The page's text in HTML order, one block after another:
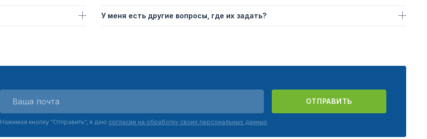
У меня есть другие вопросы, где их задать?
ОТПРАВИТЬ
Нажимая кнопку "Отправить", я даю согласие на обработку своих персональных данных